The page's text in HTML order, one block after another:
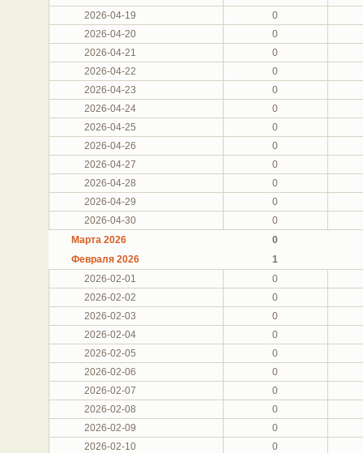
2026-04-19
0
2026-04-20
0
2026-04-21
0
2026-04-22
0
2026-04-23
0
2026-04-24
0
2026-04-25
0
2026-04-26
0
2026-04-27
0
2026-04-28
0
2026-04-29
0
2026-04-30
0
Марта 2026
0
Февраля 2026
1
2026-02-01
0
2026-02-02
0
2026-02-03
0
2026-02-04
0
2026-02-05
0
2026-02-06
0
2026-02-07
0
2026-02-08
0
2026-02-09
0
2026-02-10
0